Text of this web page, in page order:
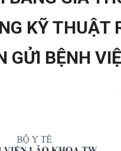
KỸ THUẬT
GỬI BỆNH